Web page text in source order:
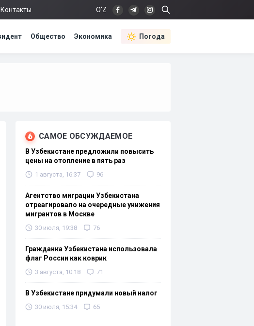
Контакты O‘Z
Общество Экономика Погода
САМОЕ ОБСУЖДАЕМОЕ
В Узбекистане предложили повысить
цены на отопление в пять раз
1 августа, 16:37 96
Агентство миграции Узбекистана
отреагировало на очередные унижения
мигрантов в Москве
30 июля, 19:38 76
Гражданка Узбекистана использовала
флаг России как коврик
3 августа, 10:18 71
В Узбекистане придумали новый налог
30 июля, 15:34 65